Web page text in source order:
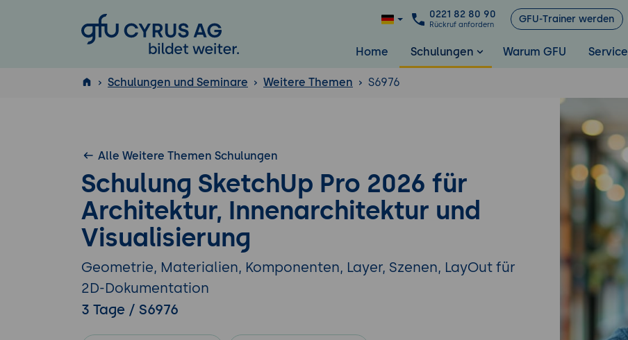
GFU Cyrus AG
0221 82 80 90
Rückruf anfordern GFU-Trainer werden
Home Schulungen Warum GFU Service
ISTQB
Schulungen und Seminare Weitere Themen S6976
Alle Weitere Themen Schulungen
Schulung SketchUp Pro 2026 für
Architektur, Innenarchitektur und
Visualisierung
Geometrie, Materialien, Komponenten, Layer, Szenen, LayOut für
2D-Dokumentation
3 Tage / S6976